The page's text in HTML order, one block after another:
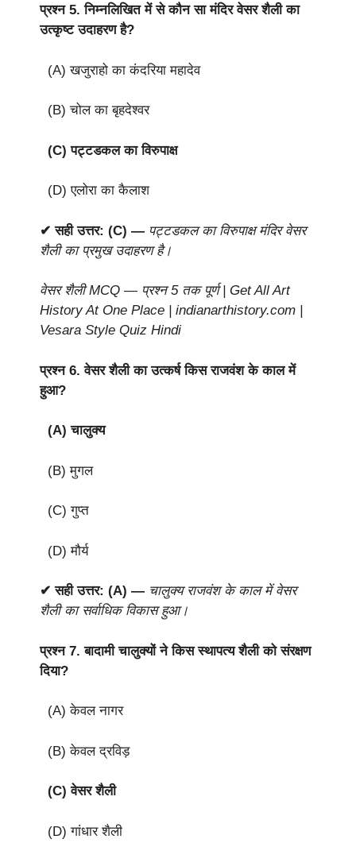
प्रश्न 5.निम्नलिखित में से कौन सा मंदिर वेसर शैली का
उत्कृष्ट उदाहरण है?
(A) खजुराहो का कंदरिया महादेव
(B) चोल का बृहदेश्वर
(C) पट्टडकल का विरुपाक्ष
(D) एलोरा का कैलाश
✔ सही उत्तर: (C) — पट्टडकल का विरुपाक्ष मंदिर वेसर
शैली का प्रमुख उदाहरण है।
वेसर शैली MCQ — प्रश्न 5 तक पूर्ण | Get All Art
History At One Place | indianarthistory.com |
Vesara Style Quiz Hindi
प्रश्न 6.वेसर शैली का उत्कर्ष किस राजवंश के काल में
हुआ?
(A) चालुक्य
(B) मुगल
(C) गुप्त
(D) मौर्य
✔ सही उत्तर: (A) — चालुक्य राजवंश के काल में वेसर
शैली का सर्वाधिक विकास हुआ।
प्रश्न 7.बादामी चालुक्यों ने किस स्थापत्य शैली को संरक्षण
दिया?
(A) केवल नागर
(B) केवल द्रविड़
(C) वेसर शैली
(D) गांधार शैली